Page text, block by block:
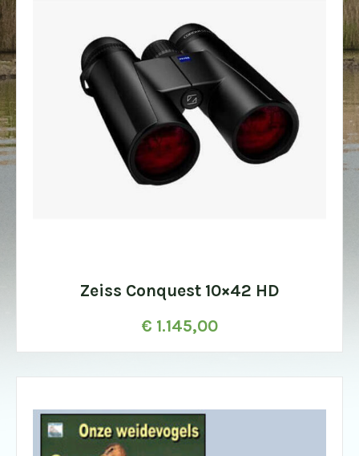
Zeiss Conquest 10×42 HD
€ 1.145,00